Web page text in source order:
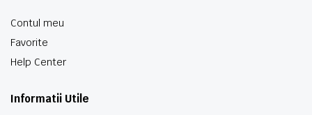
Contul meu
Favorite
Help Center
Informatii Utile